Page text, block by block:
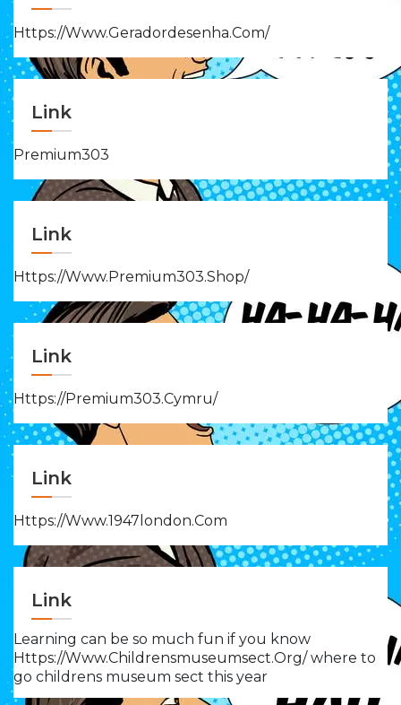
Https://www.geradordesenha.com/
Link
Premium303
Link
Https://www.premium303.shop/
Link
Https://premium303.cymru/
Link
Https://www.1947london.com
Link
Learning can be so much fun if you know
Https://www.childrensmuseumsect.org/ where to
go childrens museum sect this year